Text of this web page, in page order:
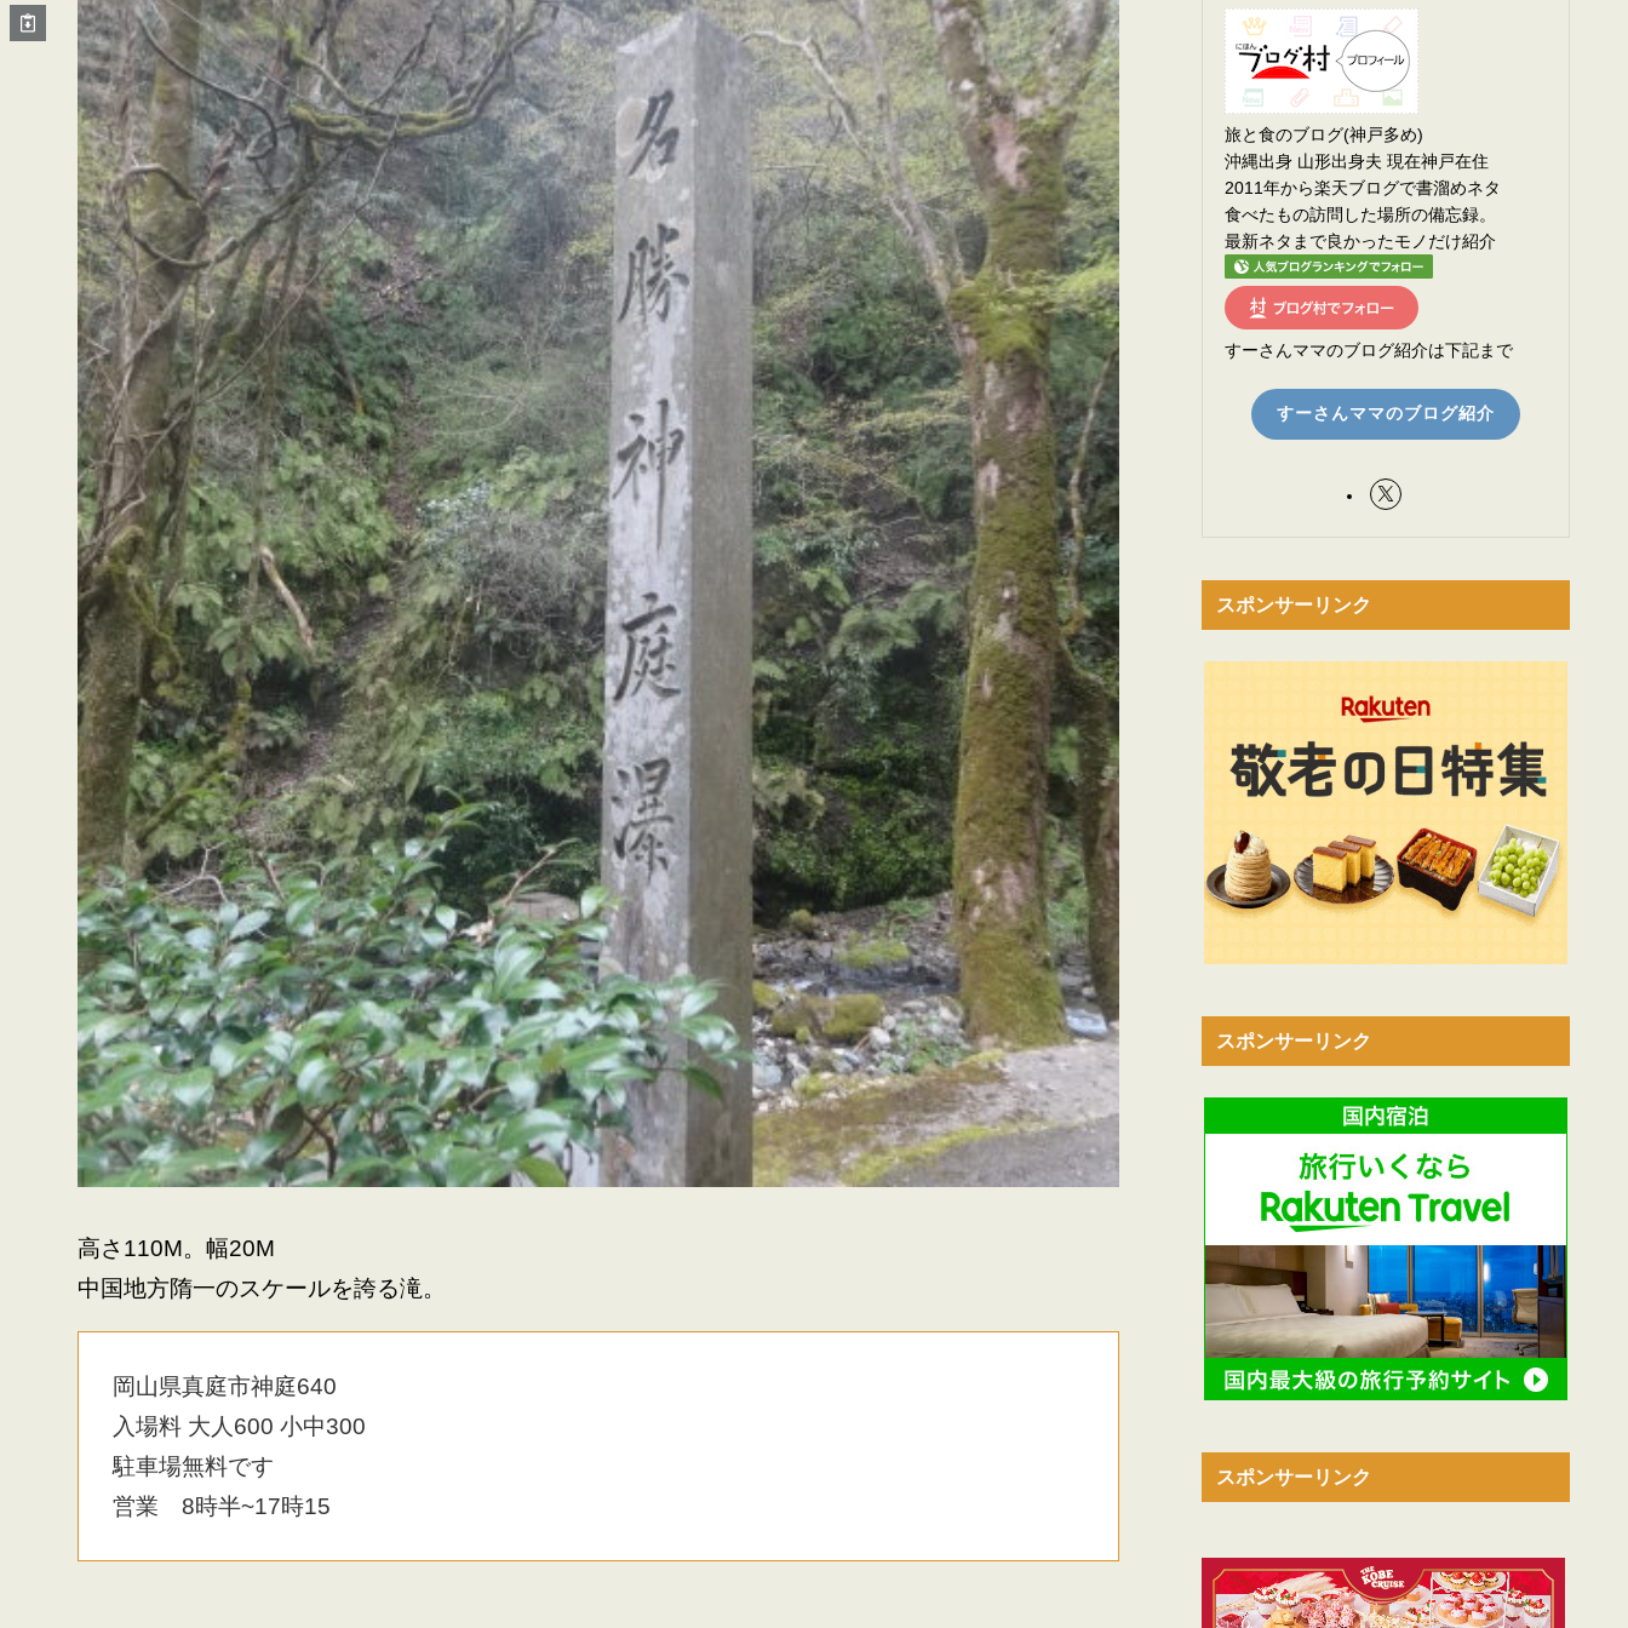
高さ110M。幅20M
中国地方隋一のスケールを誇る滝。
岡山県真庭市神庭640
入場料 大人600 小中300
駐車場無料です
営業 8時半~17時15
旅と食のブログ(神戸多め)
沖縄出身 山形出身夫 現在神戸在住
2011年から楽天ブログで書溜めネタ
食べたもの訪問した場所の備忘録。
最新ネタまで良かったモノだけ紹介
すーさんママのブログ紹介は下記まで
すーさんママのブログ紹介
スポンサーリンク
スポンサーリンク
スポンサーリンク